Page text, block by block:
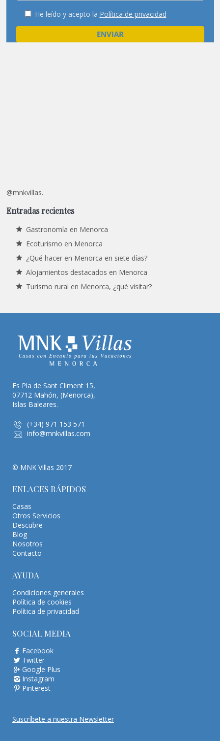
He leído y acepto la Política de privacidad
@mnkvillas.
Entradas recientes
Gastronomía en Menorca
Ecoturismo en Menorca
¿Qué hacer en Menorca en siete días?
Alojamientos destacados en Menorca
Turismo rural en Menorca, ¿qué visitar?
Es Pla de Sant Climent 15,
07712 Mahón, (Menorca),
Islas Baleares.
(+34) 971 153 571
info@mnkvillas.com
© MNK Villas 2017
ENLACES RÁPIDOS
Casas
Otros Servicios
Descubre
Blog
Nosotros
Contacto
AYUDA
Condiciones generales
Política de cookies
Política de privacidad
SOCIAL MEDIA
Facebook
Twitter
Google Plus
Instagram
Pinterest
Suscríbete a nuestra Newsletter